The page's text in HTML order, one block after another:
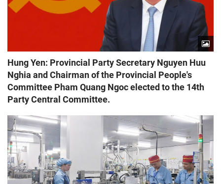
Hung Yen: Provincial Party Secretary Nguyen Huu
Nghia and Chairman of the Provincial People's
Committee Pham Quang Ngoc elected to the 14th
Party Central Committee.